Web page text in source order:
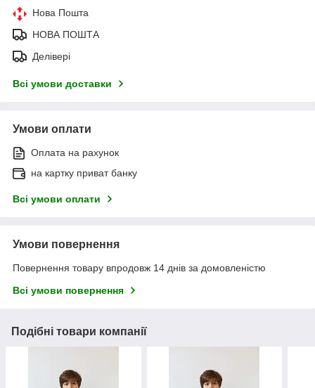
Нова Пошта
НОВА ПОШТА
Делівері
Всі умови доставки
Умови оплати
Оплата на рахунок
на картку приват банку
Всі умови оплати
Умови повернення
Повернення товару впродовж 14 днів за домовленістю
Всі умови повернення
Подібні товари компанії